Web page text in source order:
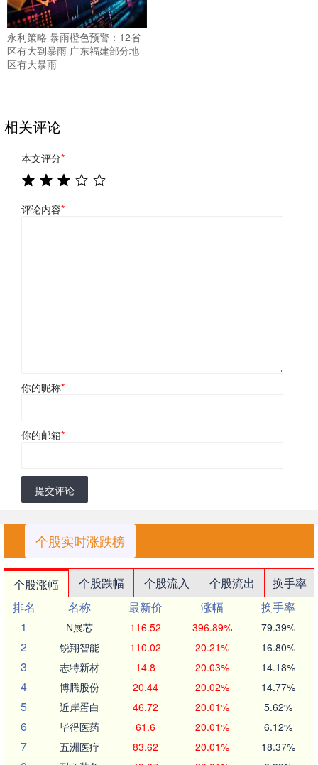
永利策略 暴雨橙色预警：12省
区有大到暴雨 广东福建部分地
区有大暴雨
相关评论
本文评分*
评论内容*
你的昵称*
你的邮箱*
提交评论
个股实时涨跌榜
个股涨幅 个股跌幅 个股流入 个股流出
换手率
排名
名称 最新价 涨幅
换手率
1
N展芯 116.52 396.89% 79.39%
2 锐翔智能 110.02 20.21% 16.80%
3 志特新材 14.8 20.03% 14.18%
4 博腾股份 20.44 20.02% 14.77%
5 近岸蛋白 46.72 20.01% 5.62%
6 毕得医药 61.6 20.01% 6.12%
7 五洲医疗 83.62 20.01% 18.37%